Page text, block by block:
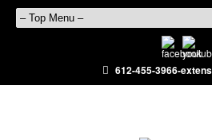
612-455-3966-